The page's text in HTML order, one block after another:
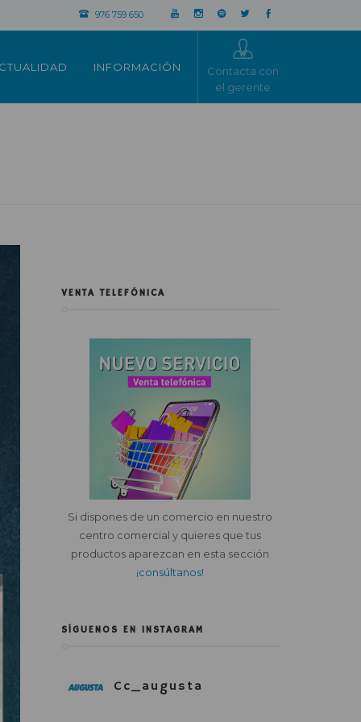
976 759 650
INFORMACIÓN
Contacta con
el gerente
VENTA TELEFÓNICA
Si dispones de un comercio en nuestro
centro comercial y quieres que tus
productos aparezcan en esta sección
¡consúltanos!
SÍGUENOS EN INSTAGRAM
Cc_augusta